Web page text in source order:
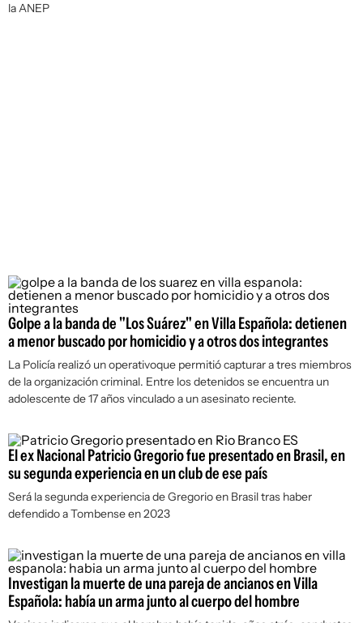
la ANEP
Golpe a la banda de "Los Suárez" en Villa Española: detienen
a menor buscado por homicidio y a otros dos integrantes
La Policía realizó un operativoque permitió capturar a tres miembros
de la organización criminal. Entre los detenidos se encuentra un
adolescente de 17 años vinculado a un asesinato reciente.
El ex Nacional Patricio Gregorio fue presentado en Brasil, en
su segunda experiencia en un club de ese país
Será la segunda experiencia de Gregorio en Brasil tras haber
defendido a Tombense en 2023
Investigan la muerte de una pareja de ancianos en Villa
Española: había un arma junto al cuerpo del hombre